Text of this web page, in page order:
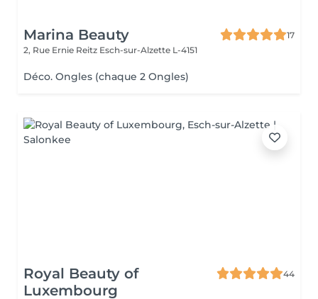
Marina Beauty
17
2, Rue Ernie Reitz Esch-sur-Alzette L-4151
Déco. Ongles (chaque 2 Ongles)
Royal Beauty of
Luxembourg
44